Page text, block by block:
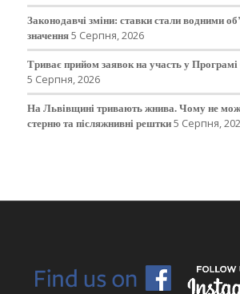
Законодавчі зміни: ставки стали водними
значення5 Серпня, 2026
Триває прийом заявок на участь у
5 Серпня, 2026
На Львівщині тривають жнива. Чому не
стерню та післяжнивні рештки5 Серпня,